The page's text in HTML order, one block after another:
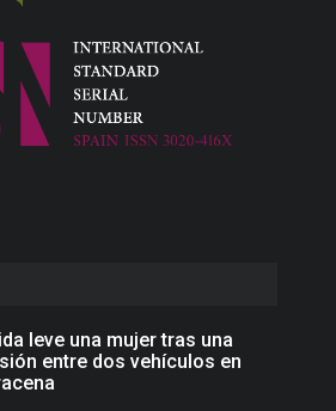
leve una mujer tras una
entre dos vehículos en